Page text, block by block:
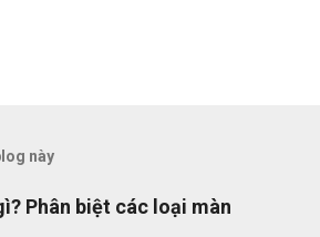
này
Phân biệt các loại màn